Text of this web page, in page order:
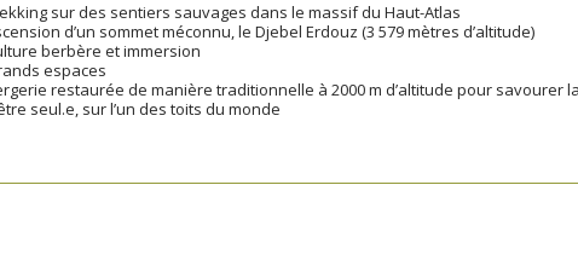
sur des sentiers sauvages dans le massif du Haut-Atlas
d’un sommet méconnu, le Djebel Erdouz (3 579 mètres d’altitude)
berbère et immersion
espaces
restaurée de manière traditionnelle à 2000 m d’altitude pour savourer
seul.e, sur l’un des toits du monde